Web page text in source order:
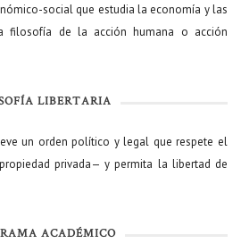
social que estudia la economía y las
filosofía de la acción humana o acción
LIBERTARIA
un orden político y legal que respete el
privada— y permita la libertad de
ACADÉMICO